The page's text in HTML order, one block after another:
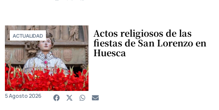
ACTUALIDAD Actos religiosos de las
fiestas de San Lorenzo en
Huesca
5 Agosto 2026